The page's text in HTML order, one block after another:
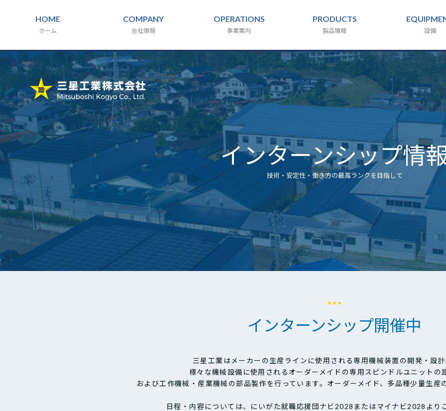
HOME
ホーム
COMPANY
会社情報
OPERATIONS
事業案内
PRODUCTS
製品情報 設備
インターンシップ情
技術・安定性・働き方の最高ランクを目指して
インターンシップ開催中
三星工業はメーカーの生産ラインに使用される専用機械装置の開発・設
様々な機械設備に使用されるオーダーメイドの専用スピンドルユニットの
および工作機械・産業機械の部品製作を行っています。オーダーメイド、多品種少量生産
日程・内容については、にいがた就職応援団ナビ2028またはマイナビ2028より